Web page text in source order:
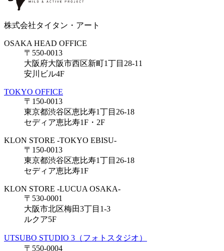
株式会社タイタン・アート
OSAKA HEAD OFFICE
〒550-0013
大阪府大阪市西区新町1丁目28-11
安川ビル4F
TOKYO OFFICE
〒150-0013
東京都渋谷区恵比寿1丁目26-18
セディア恵比寿1F・2F
KLON STORE -TOKYO EBISU-
〒150-0013
東京都渋谷区恵比寿1丁目26-18
セディア恵比寿1F
KLON STORE -LUCUA OSAKA-
〒530-0001
大阪市北区梅田3丁目1-3
ルクア5F
UTSUBO STUDIO 3（フォトスタジオ）
〒550-0004